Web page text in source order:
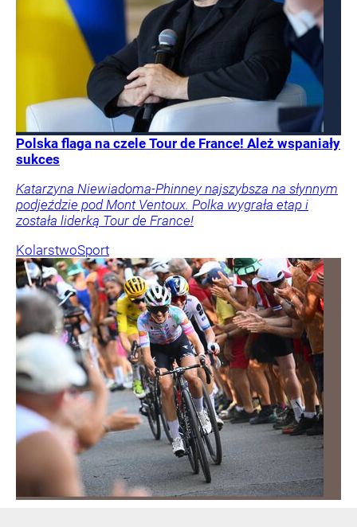
Polska flaga na czele Tour de France! Ależ wspaniały
sukces
Katarzyna Niewiadoma-Phinney najszybsza na słynnym
podjeździe pod Mont Ventoux. Polka wygrała etap i
została liderką Tour de France!
KolarstwoSport